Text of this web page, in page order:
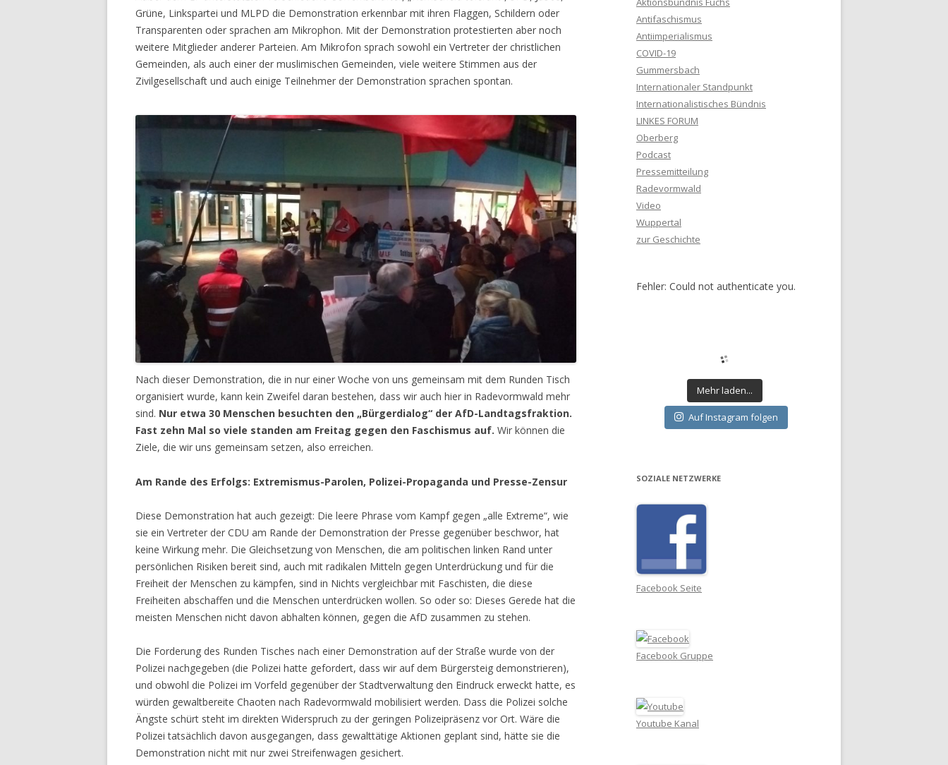
Grüne, Linkspartei und MLPD die Demonstration erkennbar mit ihren Flaggen, Schildern oder
Transparenten oder sprachen am Mikrophon. Mit der Demonstration protestierten aber noch
weitere Mitglieder anderer Parteien. Am Mikrofon sprach sowohl ein Vertreter der christlichen
Gemeinden, als auch einer der muslimischen Gemeinden, viele weitere Stimmen aus der
Zivilgesellschaft und auch einige Teilnehmer der Demonstration sprachen spontan.
Nach dieser Demonstration, die in nur einer Woche von uns gemeinsam mit dem Runden Tisch
organisiert wurde, kann kein Zweifel daran bestehen, dass wir auch hier in Radevormwald mehr
sind. Nur etwa 30 Menschen besuchten den „Bürgerdialog“ der AfD-Landtagsfraktion.
Fast zehn Mal so viele standen am Freitag gegen den Faschismus auf. Wir können die
Ziele, die wir uns gemeinsam setzen, also erreichen.
Am Rande des Erfolgs: Extremismus-Parolen, Polizei-Propaganda und Presse-Zensur
Diese Demonstration hat auch gezeigt: Die leere Phrase vom Kampf gegen „alle Extreme“, wie
sie ein Vertreter der CDU am Rande der Demonstration der Presse gegenüber beschwor, hat
keine Wirkung mehr. Die Gleichsetzung von Menschen, die am politischen linken Rand unter
persönlichen Risiken bereit sind, auch mit radikalen Mitteln gegen Unterdrückung und für die
Freiheit der Menschen zu kämpfen, sind in Nichts vergleichbar mit Faschisten, die diese
Freiheiten abschaffen und die Menschen unterdrücken wollen. So oder so: Dieses Gerede hat die
meisten Menschen nicht davon abhalten können, gegen die AfD zusammen zu stehen.
Die Forderung des Runden Tisches nach einer Demonstration auf der Straße wurde von der
Polizei nachgegeben (die Polizei hatte gefordert, dass wir auf dem Bürgersteig demonstrieren),
und obwohl die Polizei im Vorfeld gegenüber der Stadtverwaltung den Eindruck erweckt hatte, es
würden gewaltbereite Chaoten nach Radevormwald mobilisiert werden. Dass die Polizei solche
Ängste schürt steht im direkten Widerspruch zu der geringen Polizeipräsenz vor Ort. Wäre die
Polizei tatsächlich davon ausgegangen, dass gewalttätige Aktionen geplant sind, hätte sie die
Demonstration nicht mit nur zwei Streifenwagen gesichert.
Antifaschismus
Antiimperialismus
COVID-19
Gummersbach
Internationaler Standpunkt
Internationalistisches Bündnis
LINKES FORUM
Oberberg
Podcast
Pressemitteilung
Radevormwald
Video
Wuppertal
zur Geschichte
Fehler: Could not authenticate you.
Mehr laden...
Auf Instagram folgen
SOZIALE NETZWERKE
Facebook Seite
Facebook Gruppe
Youtube Kanal